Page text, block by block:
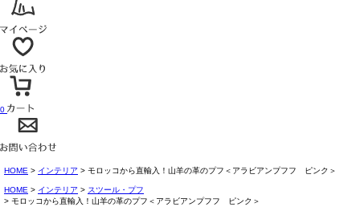
0
HOME インテリア モロッコから直輸入！山羊の革のプフ＜アラビアンプフフ ピンク＞
HOME インテリア
スツール・プフ
モロッコから直輸入！山羊の革のプフ＜アラビアンプフフ ピンク＞